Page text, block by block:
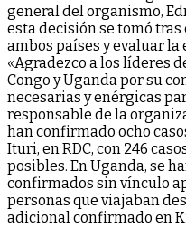
general del organismo,
esta decisión se tomó
ambos países y evaluar
«Agradezco a los líderes
Congo y Uganda por su
necesarias y enérgicas
responsable de la
han confirmado ocho
Ituri, en RDC, con 246
posibles. En Uganda, se
confirmados sin vínculo
personas que viajaban
adicional confirmado en